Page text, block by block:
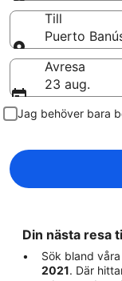
Från
Till
Puerto
Till
Avresa
23 aug.
Jag behöver bara
Din nästa resa
Sök bland våra
2021. Där